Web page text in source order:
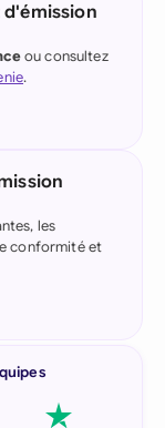
ou consultez
.
les
conformité et